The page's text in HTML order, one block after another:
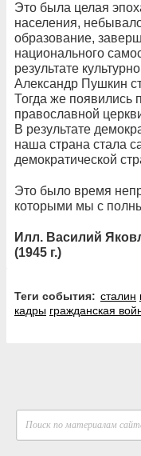
Это была целая
населения,
образование,
национального
результате
Александр Пушкин
Тогда же появились
православной
В результате
наша страна стала
демократической
Это было время
которыми мы с
Илл. Василий
(1945 г.)
Теги события: сталин
кадры гражданская